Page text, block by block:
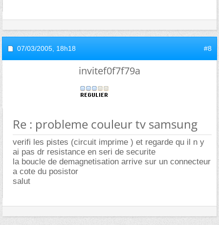
07/03/2005, 18h18 #8
invitef0f7f79a
Re : probleme couleur tv samsung
verifi les pistes (circuit imprime ) et regarde qu il n y
ai pas dr resistance en seri de securite
la boucle de demagnetisation arrive sur un connecteur
a cote du posistor
salut